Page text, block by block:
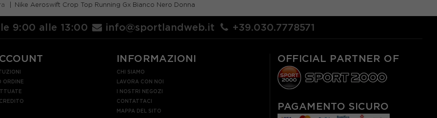
Nike Aeroswift Crop Top Running Gx Bianco Nero Donna
9:00 alle 13:00 info@sportlandweb.it +39.030.7778571
ORDINE
INFORMAZIONI
CHI SIAMO
LAVORA CON NOI
I NOSTRI NEGOZI
CONTATTACI
MAPPA DEL SITO
OFFICIAL PARTNER OF
PAGAMENTO SICURO